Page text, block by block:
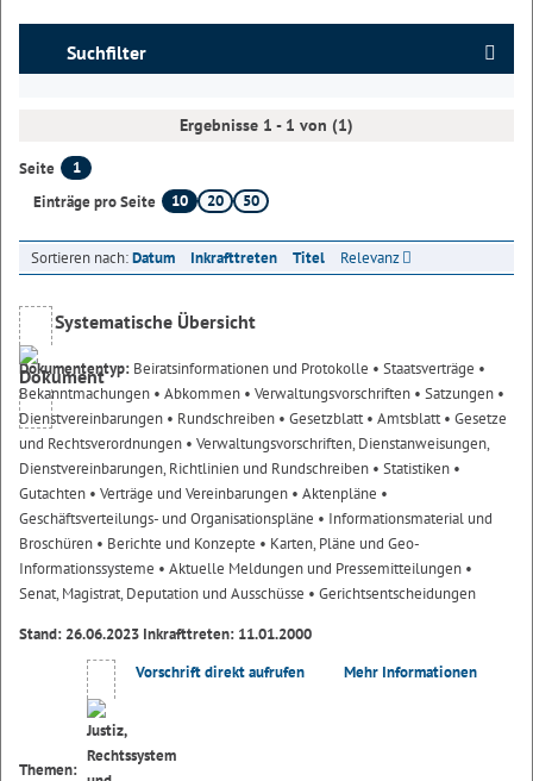
Suchfilter
Ergebnisse 1 - 1 von (1)
Seite
1
Einträge pro Seite
10 20 50
Sortieren nach:Datum Inkrafttreten Titel Relevanz
Systematische Übersicht
Dokumententyp: Beiratsinformationen und Protokolle • Staatsverträge •
Bekanntmachungen • Abkommen • Verwaltungsvorschriften • Satzungen •
Dienstvereinbarungen • Rundschreiben • Gesetzblatt• Amtsblatt• Gesetze
und Rechtsverordnungen • Verwaltungsvorschriften, Dienstanweisungen,
Dienstvereinbarungen, Richtlinien und Rundschreiben • Statistiken •
Gutachten • Verträge und Vereinbarungen • Aktenpläne •
Geschäftsverteilungs- und Organisationspläne • Informationsmaterial und
Broschüren • Berichte und Konzepte • Karten, Pläne und Geo-
Informationssysteme • Aktuelle Meldungen und Pressemitteilungen •
Senat, Magistrat, Deputation und Ausschüsse • Gerichtsentscheidungen
Stand: 26.06.2023 Inkrafttreten: 11.01.2000
Themen:
Vorschrift direkt aufrufen Mehr Informationen